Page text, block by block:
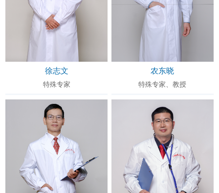
徐志文
特殊专家
农东晓
特殊专家、教授